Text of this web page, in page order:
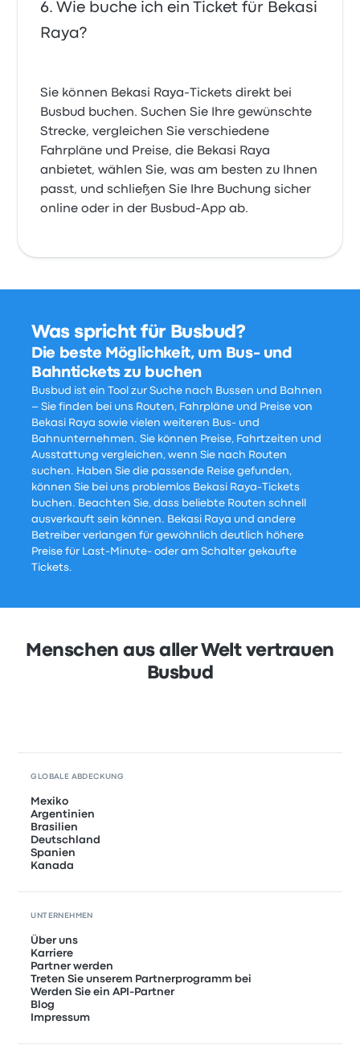
Wie buche ich ein Ticket für Bekasi
Raya?
Sie können Bekasi Raya-Tickets direkt bei
Busbud buchen. Suchen Sie Ihre gewünschte
Strecke, vergleichen Sie verschiedene
Fahrpläne und Preise, die Bekasi Raya
anbietet, wählen Sie, was am besten zu Ihnen
passt, und schließen Sie Ihre Buchung sicher
online oder in der Busbud-App ab.
Was spricht für Busbud?
Die beste Möglichkeit, um Bus- und
Bahntickets zu buchen
Busbud ist ein Tool zur Suche nach Bussen und Bahnen
– Sie finden bei uns Routen, Fahrpläne und Preise von
Bekasi Raya sowie vielen weiteren Bus- und
Bahnunternehmen. Sie können Preise, Fahrtzeiten und
Ausstattung vergleichen, wenn Sie nach Routen
suchen. Haben Sie die passende Reise gefunden,
können Sie bei uns problemlos Bekasi Raya-Tickets
buchen. Beachten Sie, dass beliebte Routen schnell
ausverkauft sein können. Bekasi Raya und andere
Betreiber verlangen für gewöhnlich deutlich höhere
Preise für Last-Minute- oder am Schalter gekaufte
Tickets.
Menschen aus aller Welt vertrauen
Busbud
GLOBALE ABDECKUNG
Mexiko
Argentinien
Brasilien
Deutschland
Spanien
Kanada
UNTERNEHMEN
Über uns
Karriere
Partner werden
Treten Sie unserem Partnerprogramm bei
Werden Sie ein API-Partner
Blog
Impressum